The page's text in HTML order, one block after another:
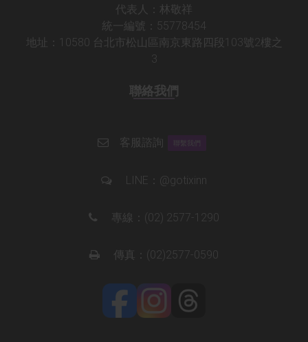
代表人：林敬祥
統一編號：55778454
地址：10580 台北市松山區南京東路四段103號2樓之
3
聯絡我們
客服諮詢 聯繫我們
LINE： @gotixinn
專線： (02) 2577-1290
傳真：(02)2577-0590